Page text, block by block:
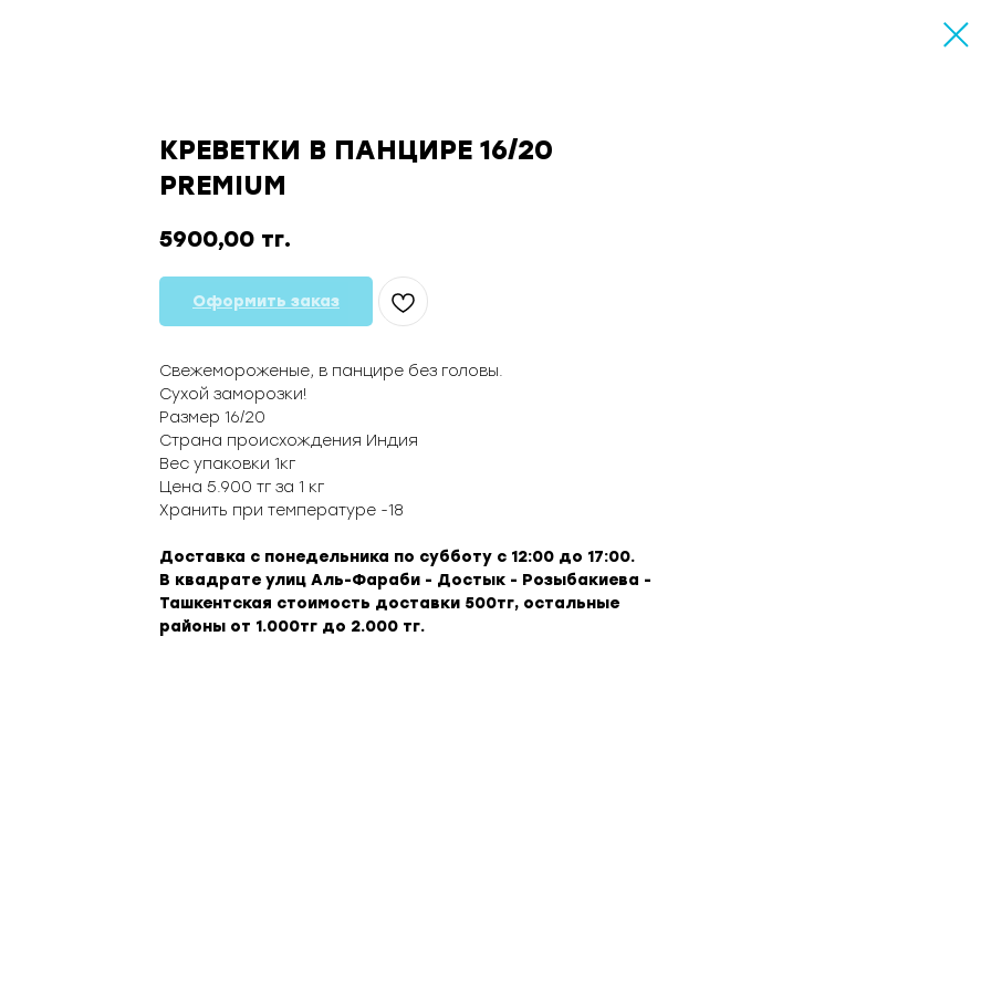
КРЕВЕТКИ В ПАНЦИРЕ 16/20
PREMIUM
5900,00 тг.
Оформить заказ
Свежемороженые, в панцире без головы.
Сухой заморозки!
Размер 16/20
Страна происхождения Индия
Вес упаковки 1кг
Цена 5.900 тг за 1 кг
Хранить при температуре -18
Доставка с понедельника по субботу с 12:00 до 17:00.
В квадрате улиц Аль-Фараби - Достык - Розыбакиева -
Ташкентская стоимость доставки 500тг, остальные
районы от 1.000тг до 2.000 тг.